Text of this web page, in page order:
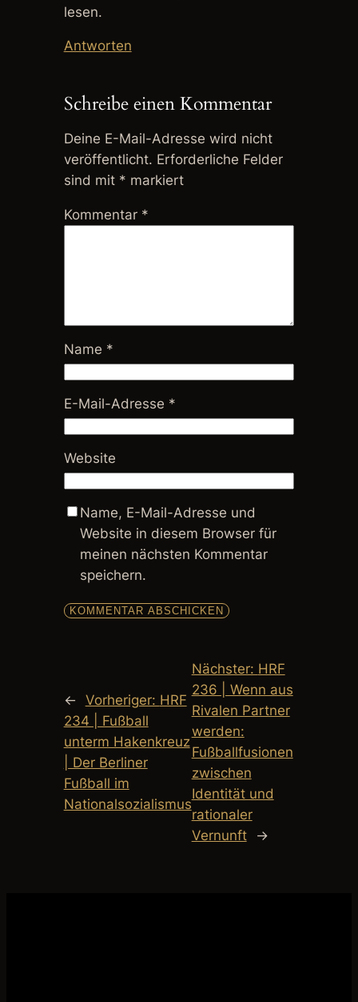
lesen.
Antworten
Schreibe einen Kommentar
Deine E-Mail-Adresse wird nicht
veröffentlicht. Erforderliche Felder
sind mit * markiert
Kommentar *
Name *
E-Mail-Adresse *
Website
Name, E-Mail-Adresse und
Website in diesem Browser für
meinen nächsten Kommentar
speichern.
← Vorheriger: HRF
234 | Fußball
unterm Hakenkreuz
| Der Berliner
Fußball im
Nationalsozialismus
Nächster: HRF
236 | Wenn aus
Rivalen Partner
werden:
Fußballfusionen
zwischen
Identität und
rationaler
Vernunft
→